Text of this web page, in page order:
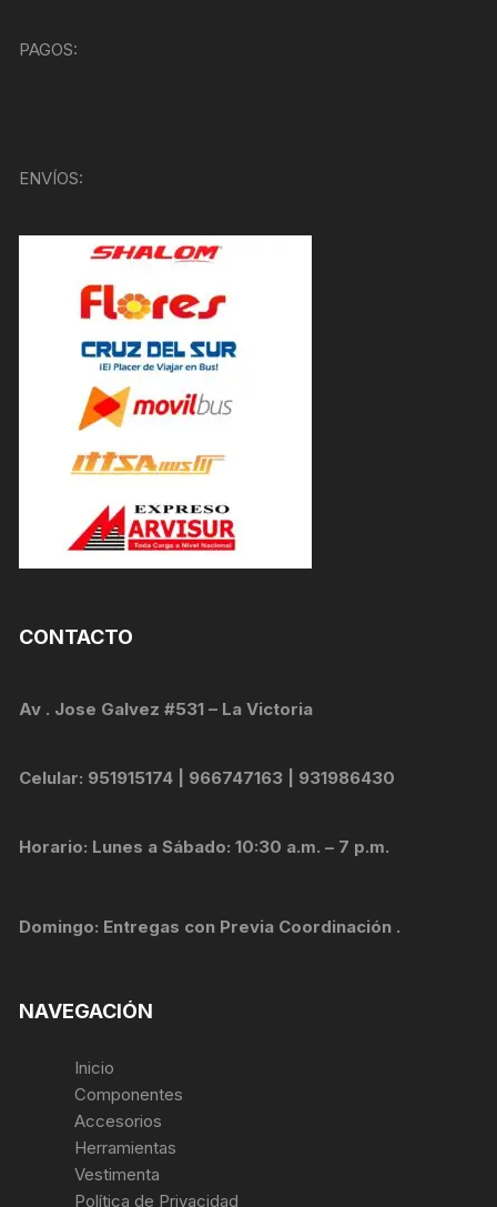
PAGOS:
ENVÍOS:
CONTACTO
Av . Jose Galvez #531 – La Victoria
Celular: 951915174 | 966747163 | 931986430
Horario: Lunes a Sábado: 10:30 a.m. – 7 p.m.
Domingo: Entregas con Previa Coordinación .
NAVEGACIÓN
Inicio
Componentes
Accesorios
Herramientas
Vestimenta
Política de Privacidad